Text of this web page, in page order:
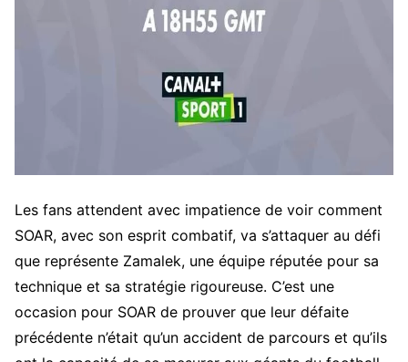
Les fans attendent avec impatience de voir comment
SOAR, avec son esprit combatif, va s’attaquer au défi
que représente Zamalek, une équipe réputée pour sa
technique et sa stratégie rigoureuse. C’est une
occasion pour SOAR de prouver que leur défaite
précédente n’était qu’un accident de parcours et qu’ils